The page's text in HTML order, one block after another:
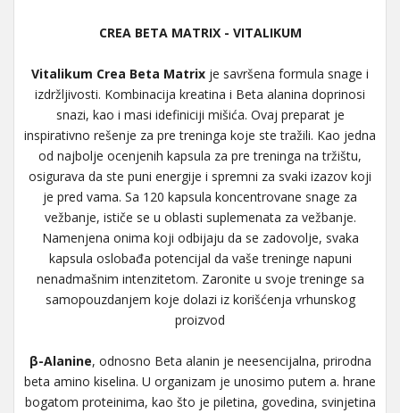
CREA BETA MATRIX - VITALIKUM
Vitalikum Crea Beta Matrix je savršena formula snage i
izdržljivosti. Kombinacija kreatina i Beta alanina doprinosi
snazi, kao i masi idefiniciji mišića. Ovaj preparat je
inspirativno rešenje za pre treninga koje ste tražili. Kao jedna
od najbolje ocenjenih kapsula za pre treninga na tržištu,
osigurava da ste puni energije i spremni za svaki izazov koji
je pred vama. Sa 120 kapsula koncentrovane snage za
vežbanje, ističe se u oblasti suplemenata za vežbanje.
Namenjena onima koji odbijaju da se zadovolje, svaka
kapsula oslobađa potencijal da vaše treninge napuni
nenadmašnim intenzitetom. Zaronite u svoje treninge sa
samopouzdanjem koje dolazi iz korišćenja vrhunskog
proizvod​
β-Alanine, odnosno Beta alanin je neesencijalna, prirodna
beta amino kiselina. U organizam je unosimo putem a. hrane
bogatom proteinima, kao što je piletina, govedina, svinjetina